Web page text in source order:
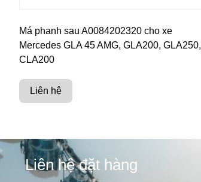
Má phanh sau A0084202320 cho xe
Mercedes GLA 45 AMG, GLA200, GLA250,
CLA200
Liên hệ
Liên hệ đặt hàng